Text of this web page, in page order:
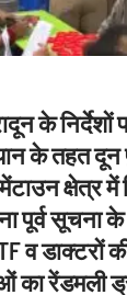
के निर्देशों
के तहत दून
क्षेत्र में
पूर्व सूचना
व डाक्टरों
का रेंडमली